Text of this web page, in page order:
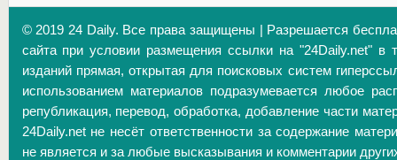
© 2019 24 Daily. Все права защищены | Разрешается
сайта при условии размещения ссылки на "24Daily.net" в
изданий прямая, открытая для поисковых систем
использованием материалов подразумевается любое
републикация, перевод, обработка, добавление части
24Daily.net не несёт ответственности за содержание
не является и за любые высказывания и комментарии